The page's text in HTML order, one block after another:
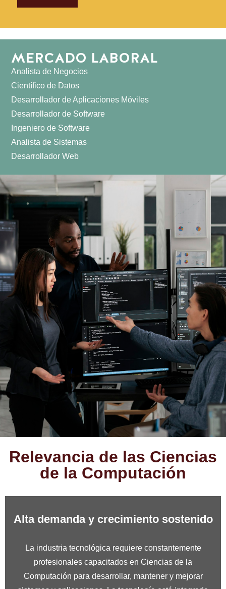
MERCADO LABORAL
Analista de Negocios
Científico de Datos
Desarrollador de Aplicaciones Móviles
Desarrollador de Software
Ingeniero de Software
Analista de Sistemas
Desarrollador Web
Relevancia de las Ciencias
de la Computación
Alta demanda y crecimiento sostenido
La industria tecnológica requiere constantemente
profesionales capacitados en Ciencias de la
Computación para desarrollar, mantener y mejorar